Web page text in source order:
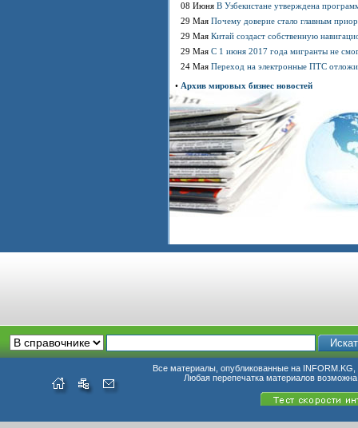
08 Июня В Узбекистане утверждена
29 Мая Почему доверие стало главным
29 Мая Китай создаст собственную
29 Мая С 1 июня 2017 года мигранты не
24 Мая Переход на электронные ПТС
• Архив мировых бизнес новостей
Все материалы, опубликованные на INFORM.KG,
Любая перепечатка материалов